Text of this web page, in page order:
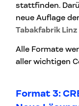
stattfinden.
neue Auflage
Tabakfabrik Linz
Alle Formate
aller wichtigen
Format 3: